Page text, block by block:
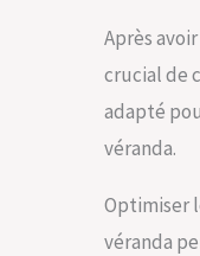
Après
crucial de
adapté
véranda.
Optimiser
véranda